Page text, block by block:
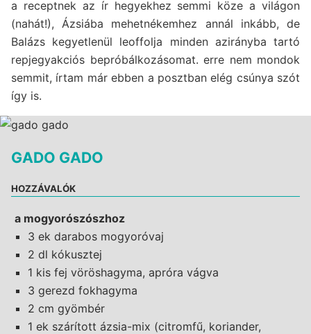
a receptnek az ír hegyekhez semmi köze a világon
(nahát!), Ázsiába mehetnékemhez annál inkább, de
Balázs kegyetlenül leoffolja minden azirányba tartó
repjegyakciós bepróbálkozásomat. erre nem mondok
semmit, írtam már ebben a posztban elég csúnya szót
így is.
GADO GADO
HOZZÁVALÓK
a mogyorószószhoz
3 ek darabos mogyoróvaj
2 dl kókusztej
1 kis fej vöröshagyma, apróra vágva
3 gerezd fokhagyma
2 cm gyömbér
1 ek szárított ázsia-mix (citromfű, koriander,